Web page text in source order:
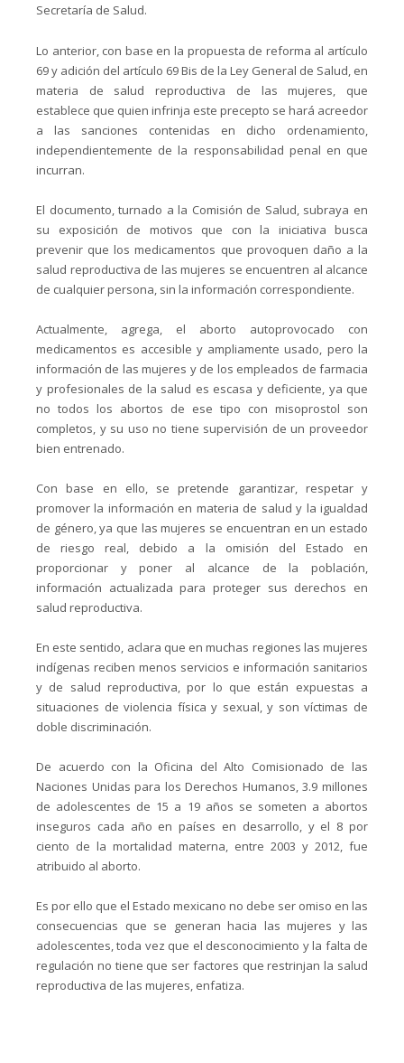
Secretaría de Salud.
Lo anterior, con base en la propuesta de reforma al artículo
69 y adición del artículo 69 Bis de la Ley General de Salud, en
materia de salud reproductiva de las mujeres, que
establece que quien infrinja este precepto se hará acreedor
a las sanciones contenidas en dicho ordenamiento,
independientemente de la responsabilidad penal en que
incurran.
El documento, turnado a la Comisión de Salud, subraya en
su exposición de motivos que con la iniciativa busca
prevenir que los medicamentos que provoquen daño a la
salud reproductiva de las mujeres se encuentren al alcance
de cualquier persona, sin la información correspondiente.
Actualmente, agrega, el aborto autoprovocado con
medicamentos es accesible y ampliamente usado, pero la
información de las mujeres y de los empleados de farmacia
y profesionales de la salud es escasa y deficiente, ya que
no todos los abortos de ese tipo con misoprostol son
completos, y su uso no tiene supervisión de un proveedor
bien entrenado.
Con base en ello, se pretende garantizar, respetar y
promover la información en materia de salud y la igualdad
de género, ya que las mujeres se encuentran en un estado
de riesgo real, debido a la omisión del Estado en
proporcionar y poner al alcance de la población,
información actualizada para proteger sus derechos en
salud reproductiva.
En este sentido, aclara que en muchas regiones las mujeres
indígenas reciben menos servicios e información sanitarios
y de salud reproductiva, por lo que están expuestas a
situaciones de violencia física y sexual, y son víctimas de
doble discriminación.
De acuerdo con la Oficina del Alto Comisionado de las
Naciones Unidas para los Derechos Humanos, 3.9 millones
de adolescentes de 15 a 19 años se someten a abortos
inseguros cada año en países en desarrollo, y el 8 por
ciento de la mortalidad materna, entre 2003 y 2012, fue
atribuido al aborto.
Es por ello que el Estado mexicano no debe ser omiso en las
consecuencias que se generan hacia las mujeres y las
adolescentes, toda vez que el desconocimiento y la falta de
regulación no tiene que ser factores que restrinjan la salud
reproductiva de las mujeres, enfatiza.